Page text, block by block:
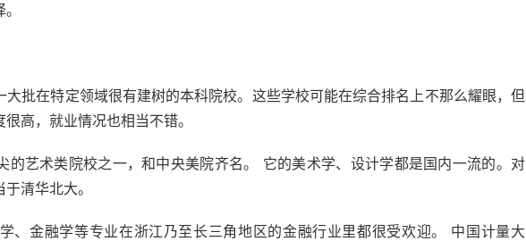
大批在特定领域很有建树的本科院校。这些学校可能在综合排名上不那么耀眼，但
高，就业情况也相当不错。
的艺术类院校之一，和中央美院齐名。 它的美术学、设计学都是国内一流的。对
清华北大。
、金融学等专业在浙江乃至长三角地区的金融行业里都很受欢迎。 中国计量大